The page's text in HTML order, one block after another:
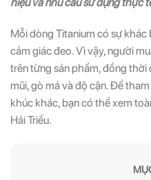
Mỗi dòng Titanium có sự
cảm giác đeo. Vì vậy, người
trên từng sản phẩm, đồng
mũi, gò má và độ cận. Để
khúc khác, bạn có thể xem
Hải Triều.